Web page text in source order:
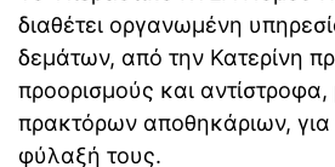
διαθέτει οργανωμένη
δεμάτων, από την Κατερίνη
προορισμούς και αντίστροφα,
πρακτόρων αποθηκάριων,
φύλαξή τους.